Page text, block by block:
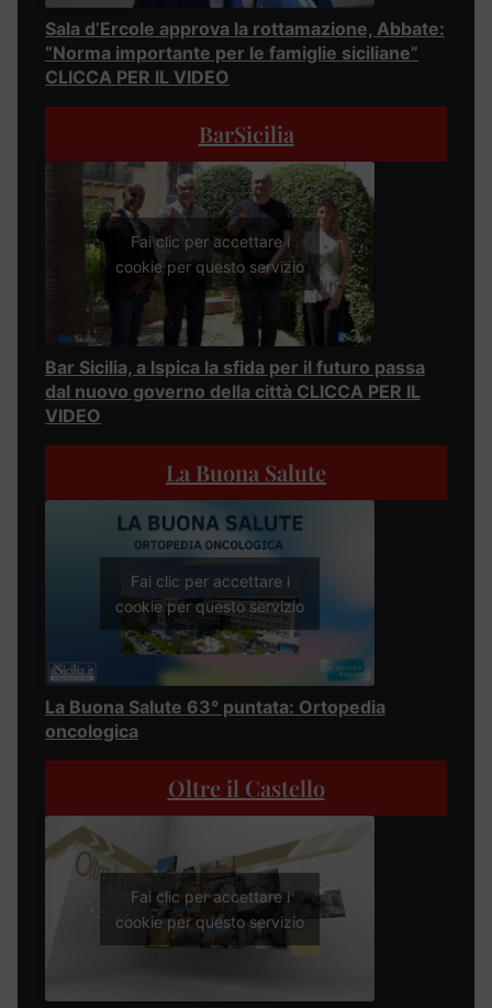
Sala d’Ercole approva la rottamazione, Abbate:
“Norma importante per le famiglie siciliane”
CLICCA PER IL VIDEO
BarSicilia
Fai clic per accettare i
cookie per questo servizio
Bar Sicilia, a Ispica la sfida per il futuro passa
dal nuovo governo della città CLICCA PER IL
VIDEO
La Buona Salute
Fai clic per accettare i
cookie per questo servizio
La Buona Salute 63° puntata: Ortopedia
oncologica
Oltre il Castello
Fai clic per accettare i
cookie per questo servizio